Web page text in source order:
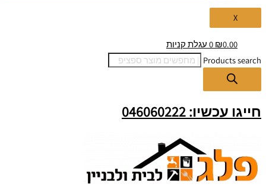
X
₪0.00
0 עגלת קניות
Products search
חייגו עכשיו: 046060222